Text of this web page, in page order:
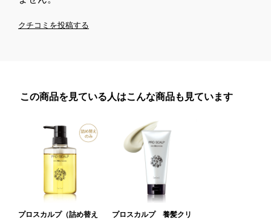
クチコミを投稿する
この商品を見ている人はこんな商品も見ています
プロスカルプ（詰め替え
プロスカルプ 養髪クリ